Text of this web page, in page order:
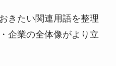
きたい関連用語を整理
企業の全体像がより立